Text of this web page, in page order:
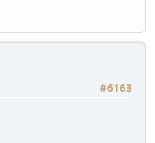
#6163